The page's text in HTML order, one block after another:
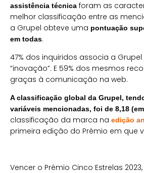
assistência técnica foram as
melhor classificação entre as
a Grupel obteve uma pontuação
em todas.
47% dos inquiridos associa a Grupel
“inovação”. E 59% dos mesmos
graças à comunicação na web.
A classificação global da Grupel,
variáveis mencionadas, foi de 8,18
classificação da marca na edição
primeira edição do Prémio em que
Vencer o Prémio Cinco Estrelas